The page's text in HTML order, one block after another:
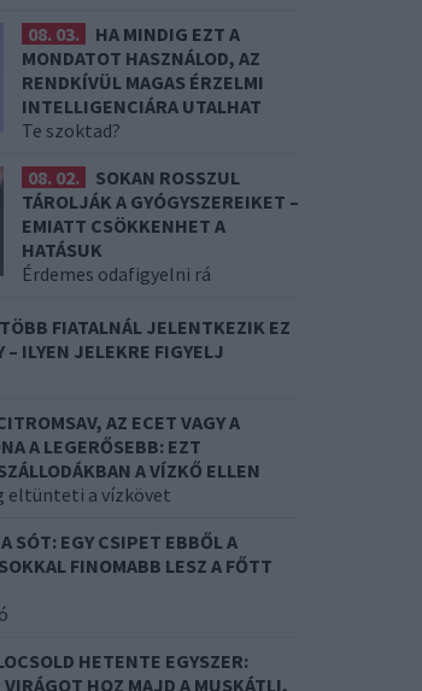
08. 03.
HA MINDIG EZT A
MONDATOT HASZNÁLOD, AZ
RENDKÍVÜL MAGAS ÉRZELMI
INTELLIGENCIÁRA UTALHAT
Te szoktad?
08. 02.
SOKAN ROSSZUL
TÁROLJÁK A GYÓGYSZEREIKET –
EMIATT CSÖKKENHET A
HATÁSUK
Érdemes odafigyelni rá
FIATALNÁL JELENTKEZIK EZ
ILYEN JELEKRE FIGYELJ
AZ ECET VAGY A
A LEGERŐSEBB: EZT
A VÍZKŐ ELLEN
eltünteti a vízkövet
SÓT: EGY CSIPET EBBŐL A
FINOMABB LESZ A FŐTT
HETENTE EGYSZER:
HOZ MAJD A MUSKÁTLI,